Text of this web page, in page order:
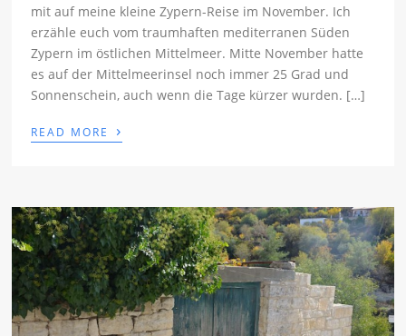
mit auf meine kleine Zypern-Reise im November. Ich
erzähle euch vom traumhaften mediterranen Süden
Zypern im östlichen Mittelmeer. Mitte November hatte
es auf der Mittelmeerinsel noch immer 25 Grad und
Sonnenschein, auch wenn die Tage kürzer wurden. […]
READ MORE ›